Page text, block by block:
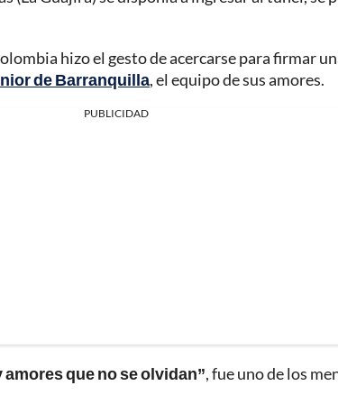
hizo el gesto de acercarse para firmar
de Barranquilla, el equipo de sus amores.
PUBLICIDAD
que no se olvidan”, fue uno de los